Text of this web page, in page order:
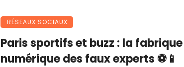
RÉSEAUX SOCIAUX
Paris sportifs et buzz : la fabrique
numérique des faux experts ⚽📱